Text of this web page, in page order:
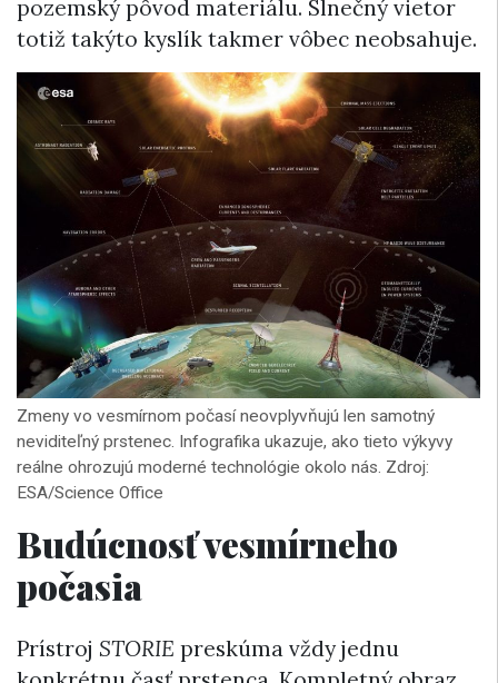
pozemský pôvod materiálu. Slnečný vietor
totiž takýto kyslík takmer vôbec neobsahuje.
Zmeny vo vesmírnom počasí neovplyvňujú len samotný
neviditeľný prstenec. Infografika ukazuje, ako tieto výkyvy
reálne ohrozujú moderné technológie okolo nás. Zdroj:
ESA/Science Office
Budúcnosť vesmírneho
počasia
Prístroj STORIE preskúma vždy jednu